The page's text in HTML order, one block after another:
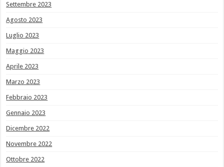
Settembre 2023
Agosto 2023
Luglio 2023
Maggio 2023
Aprile 2023
Marzo 2023
Febbraio 2023
Gennaio 2023
Dicembre 2022
Novembre 2022
Ottobre 2022